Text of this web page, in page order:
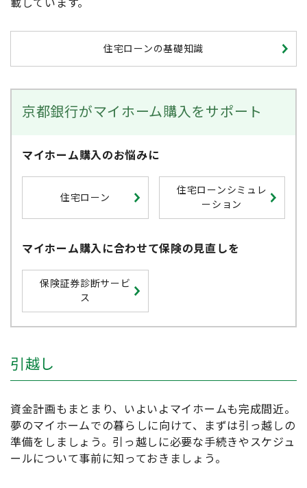
住宅ローンの基礎知識
京都銀行がマイホーム購入をサポート
マイホーム購入のお悩みに
住宅ローン
住宅ローンシミュレ
ーション
マイホーム購入に合わせて保険の見直しを
保険証券診断サービ
ス
引越し
資金計画もまとまり、いよいよマイホームも完成間近。
夢のマイホームでの暮らしに向けて、まずは引っ越しの
準備をしましょう。引っ越しに必要な手続きやスケジュ
ールについて事前に知っておきましょう。